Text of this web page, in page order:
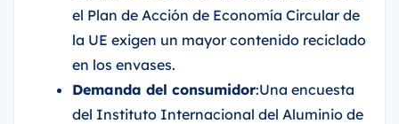
el Plan de Acción de Economía Circular de
la UE exigen un mayor contenido reciclado
en los envases.
Demanda del consumidor:Una encuesta
del Instituto Internacional del Aluminio de